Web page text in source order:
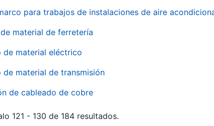
para trabajos de instalaciones de aire
material de ferretería
de material eléctrico
de material de transmisión
de cableado de cobre
121 - 130 de 184 resultados.